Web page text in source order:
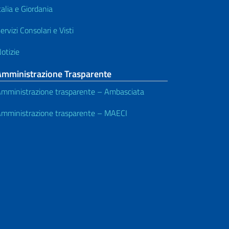
e Giordania
Consolari e Visti
Trasparente
trasparente – Ambasciata
trasparente – MAECI